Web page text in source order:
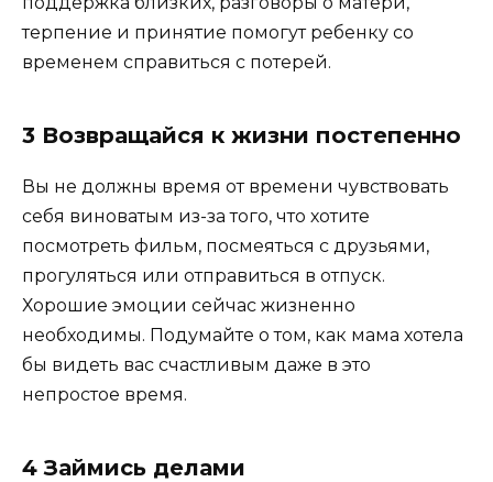
терпение и принятие помогут ребенку со
временем справиться с потерей.
3 Возвращайся к жизни постепенно
Вы не должны время от времени чувствовать
себя виноватым из-за того, что хотите
посмотреть фильм, посмеяться с друзьями,
прогуляться или отправиться в отпуск.
Хорошие эмоции сейчас жизненно
необходимы. Подумайте о том, как мама хотела
бы видеть вас счастливым даже в это
непростое время.
4 Займись делами